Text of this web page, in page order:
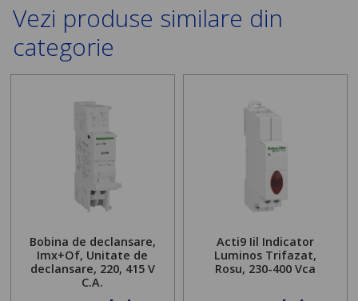
Vezi produse similare din
categorie
Bobina de declansare,
Imx+Of, Unitate de
declansare, 220, 415 V
C.A.
Acti9 Iil Indicator
Luminos Trifazat,
Rosu, 230-400 Vca